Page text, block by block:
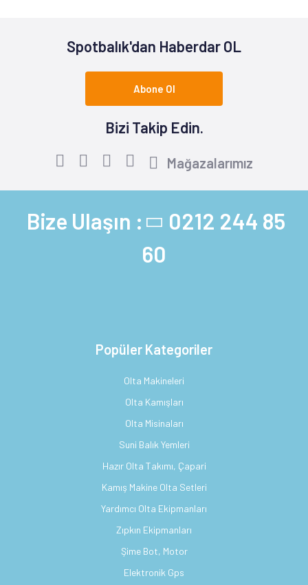
Spotbalık'dan Haberdar OL
Abone Ol
Bizi Takip Edin.
Mağazalarımız
Bize Ulaşın : 0212 244 85
60
Popüler Kategoriler
Olta Makineleri
Olta Kamışları
Olta Misinaları
Suni Balık Yemleri
Hazır Olta Takımı, Çapari
Kamış Makine Olta Setleri
Yardımcı Olta Ekipmanları
Zıpkın Ekipmanları
Şime Bot, Motor
Elektronik Gps